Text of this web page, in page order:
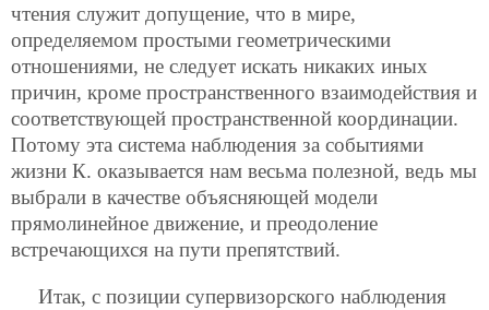
чтения служит допущение, что в мире,
определяемом простыми геометрическими
отношениями, не следует искать никаких иных
причин, кроме пространственного взаимодействия и
соответствующей пространственной координации.
Потому эта система наблюдения за событиями
жизни К. оказывается нам весьма полезной, ведь мы
выбрали в качестве объясняющей модели
прямолинейное движение, и преодоление
встречающихся на пути препятствий.
Итак, с позиции супервизорского наблюдения